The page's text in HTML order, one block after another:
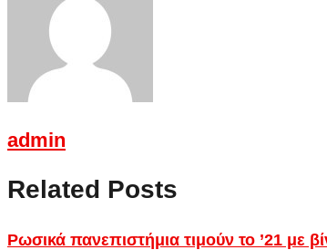
admin
Related Posts
Ρωσικά πανεπιστήμια τιμούν το ’21 με